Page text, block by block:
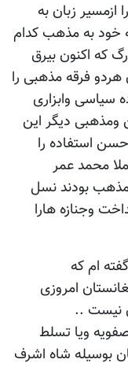
زبان به
خود به مذهب کدام
که اکنون بیرق
هردو فرقه مذهبی را
سیاسی وابزاری
دیگر این
استفاده را
محمد عمر
مذهب بودند نسل
وجنازه هارا
ام که
امروزی
نیست ..
ویا تسلط
بوسیله شاه اشرف